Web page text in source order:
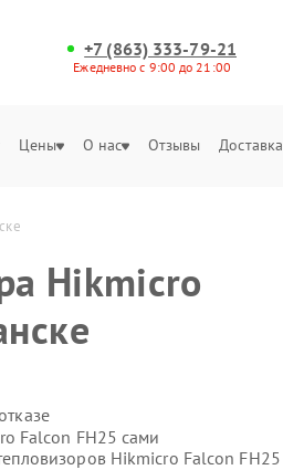
+7 (863) 333-79-21
Ежедневно с 9:00 до 21:00
Цены О нас Отзывы Доставка
Hikmicro
Falcon FH25 сами
Hikmicro Falcon FH25